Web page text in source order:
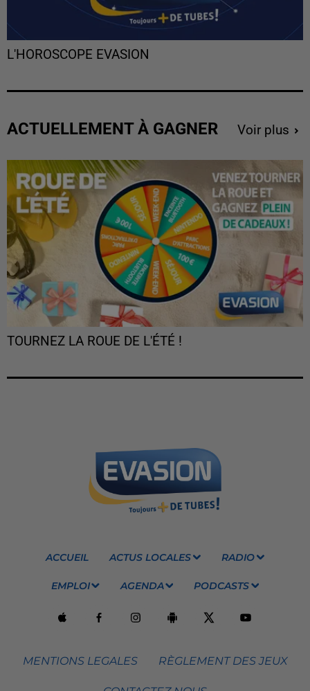
L'HOROSCOPE EVASION
ACTUELLEMENT À GAGNER Voir plus
TOURNEZ LA ROUE DE L'ÉTÉ !
ACCUEIL ACTUS LOCALES RADIO
EMPLOI AGENDA PODCASTS
MENTIONS LEGALES RÈGLEMENT DES JEUX